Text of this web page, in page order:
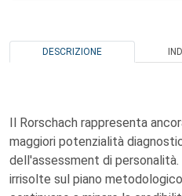
DESCRIZIONE
Il Rorschach rappresenta
maggiori potenzialità
dell'assessment di
irrisolte sul piano